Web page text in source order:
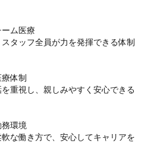
ム医療
タッフ全員が力を発揮できる体制
体制
重視し、親しみやすく安心できる
環境
な働き方で、安心してキャリアを